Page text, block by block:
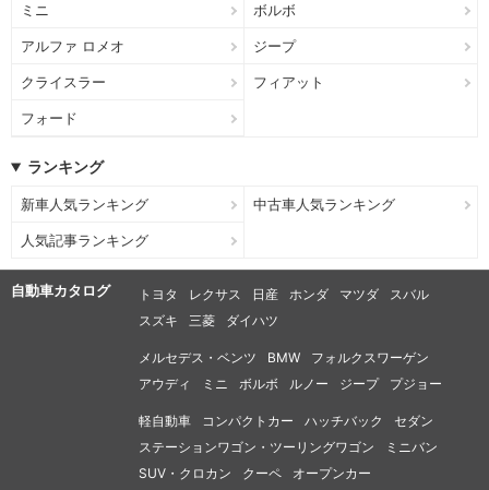
ミニ ボルボ
アルファ ロメオ ジープ
クライスラー フィアット
フォード
ランキング
新車人気ランキング 中古車人気ランキング
人気記事ランキング
自動車カタログ トヨタ レクサス 日産 ホンダ マツダ
スバル
スズキ
三菱 ダイハツ
メルセデス・ベンツ BMW
フォルクスワーゲン
アウディ
ミニ ボルボ ルノー ジープ プジョー
軽自動車 コンパクトカー ハッチバック
セダン
ステーションワゴン・ツーリングワゴン
ミニバン
SUV・クロカン
クーペ
オープンカー